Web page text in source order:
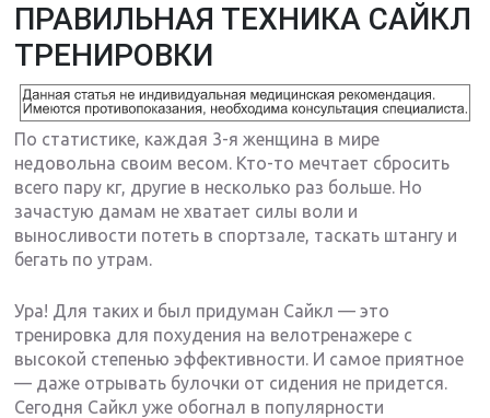
ПРАВИЛЬНАЯ ТЕХНИКА САЙКЛ
ТРЕНИРОВКИ
По статистике, каждая 3-я женщина в мире
недовольна своим весом. Кто-то мечтает сбросить
всего пару кг, другие в несколько раз больше. Но
зачастую дамам не хватает силы воли и
выносливости потеть в спортзале, таскать штангу и
бегать по утрам.
Ура! Для таких и был придуман Сайкл — это
тренировка для похудения на велотренажере с
высокой степенью эффективности. И самое приятное
— даже отрывать булочки от сидения не придется.
Сегодня Сайкл уже обогнал в популярности